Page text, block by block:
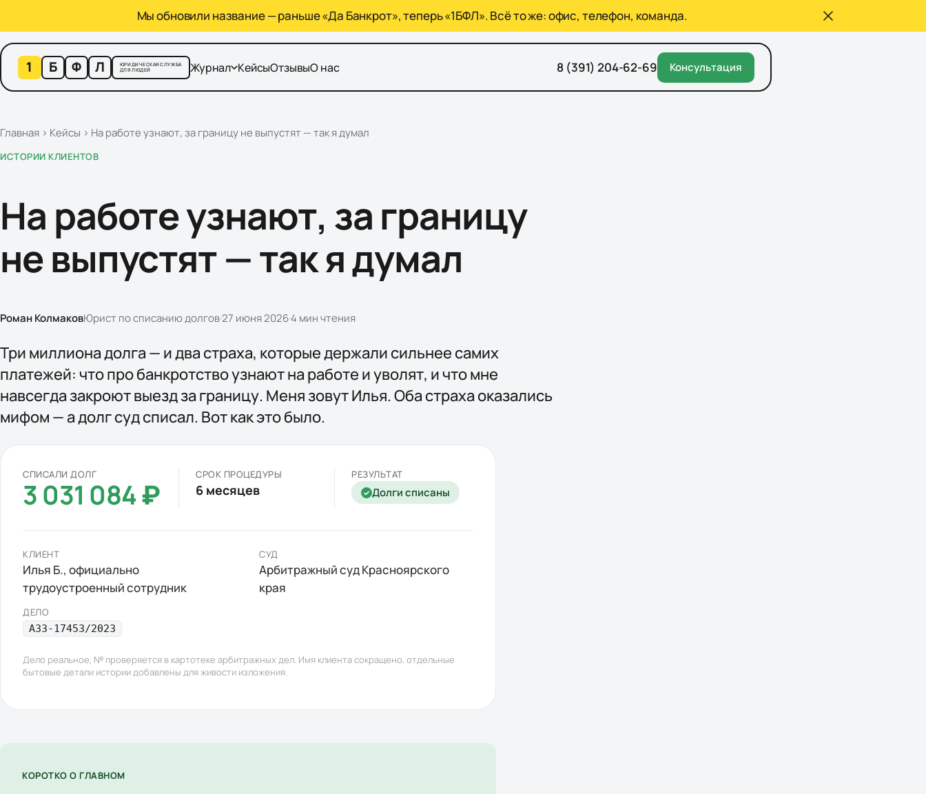
Мы обновили название — раньше «Да Банкрот», теперь «1БФЛ». Всё то же: офис, телефон, команда.
1 Б Ф Л
ЮРИДИЧЕСКАЯ СЛУЖБА
ДЛЯ ЛЮДЕЙ
Журнал КейсыОтзывыО нас 8 (391) 204-62-69 Консультация
Главная › Кейсы › На работе узнают, за границу не выпустят — так я думал
ИСТОРИИ КЛИЕНТОВ
На работе узнают, за границу
не выпустят — так я думал
Роман КолмаковЮрист по списанию долгов·27 июня 2026·4 мин чтения
Три миллиона долга — и два страха, которые держали сильнее самих
платежей: что про банкротство узнают на работе и уволят, и что мне
навсегда закроют выезд за границу. Меня зовут Илья. Оба страха оказались
мифом — а долг суд списал. Вот как это было.
СПИСАЛИ ДОЛГ
3 031 084 ₽
СРОК ПРОЦЕДУРЫ
6 месяцев
РЕЗУЛЬТАТ
✓ Долги списаны
КЛИЕНТ
Илья Б., официально
трудоустроенный сотрудник
СУД
Арбитражный суд Красноярского
края
ДЕЛО
А33-17453/2023
Дело реальное, № проверяется в картотеке арбитражных дел. Имя клиента сокращено, отдельные
бытовые детали истории добавлены для живости изложения.
КОРОТКО О ГЛАВНОМ